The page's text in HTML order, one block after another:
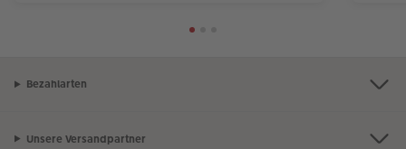
Bezahlarten
Unsere Versandpartner